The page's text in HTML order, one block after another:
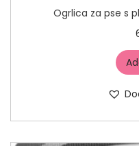
Ogrlica za pse s